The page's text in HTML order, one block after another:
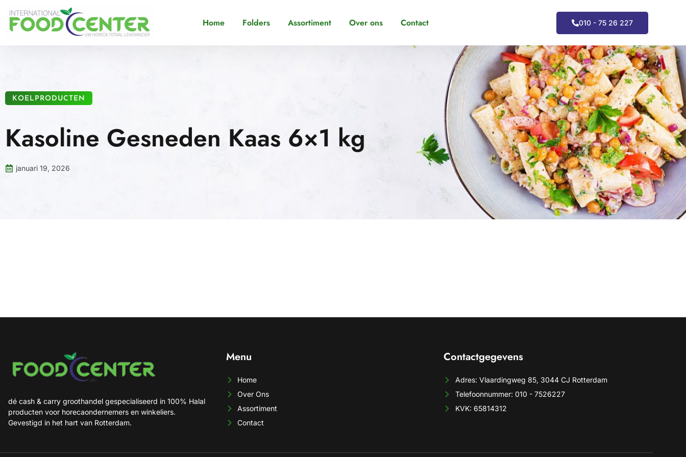
Home Folders Assortiment Over ons Contact 010 - 75 26 227
KOELPRODUCTEN
Kasoline Gesneden Kaas 6×1 kg
januari 19, 2026
dé cash & carry groothandel gespecialiseerd in 100% Halal
producten voor horecaondernemers en winkeliers.
Gevestigd in het hart van Rotterdam.
Menu
Home
Over Ons
Assortiment
Contact
Contactgegevens
Adres: Vlaardingweg 85, 3044 CJ Rotterdam
Telefoonnummer: 010 - 7526227
KVK: 65814312